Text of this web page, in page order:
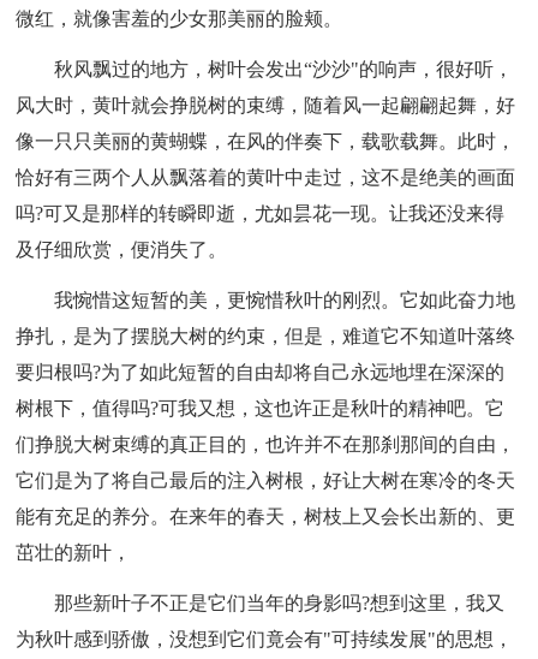
微红，就像害羞的少女那美丽的脸颊。
秋风飘过的地方，树叶会发出“沙沙"的响声，很好听，
风大时，黄叶就会挣脱树的束缚，随着风一起翩翩起舞，好
像一只只美丽的黄蝴蝶，在风的伴奏下，载歌载舞。此时，
恰好有三两个人从飘落着的黄叶中走过，这不是绝美的画面
吗?可又是那样的转瞬即逝，尤如昙花一现。让我还没来得
及仔细欣赏，便消失了。
我惋惜这短暂的美，更惋惜秋叶的刚烈。它如此奋力地
挣扎，是为了摆脱大树的约束，但是，难道它不知道叶落终
要归根吗?为了如此短暂的自由却将自己永远地埋在深深的
树根下，值得吗?可我又想，这也许正是秋叶的精神吧。它
们挣脱大树束缚的真正目的，也许并不在那刹那间的自由，
它们是为了将自己最后的注入树根，好让大树在寒冷的冬天
能有充足的养分。在来年的春天，树枝上又会长出新的、更
茁壮的新叶，
那些新叶子不正是它们当年的身影吗?想到这里，我又
为秋叶感到骄傲，没想到它们竟会有"可持续发展"的思想，